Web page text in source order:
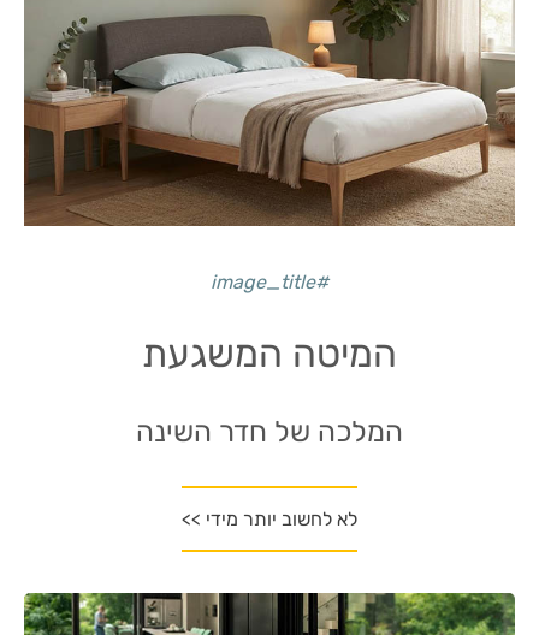
המיטה המשגעת
המלכה של חדר השינה
לא לחשוב יותר מידי >>
#image_title